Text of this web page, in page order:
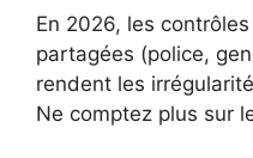
En 2026, les
partagées (police,
rendent les
Ne comptez plus sur